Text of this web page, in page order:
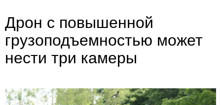
Дрон с повышенной
грузоподъемностью может
нести три камеры